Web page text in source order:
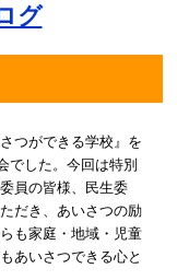
グ
つができる学校』を
でした。今回は特別
員の皆様、民生委
だき、あいさつの励
も家庭・地域・児童
あいさつできる心と